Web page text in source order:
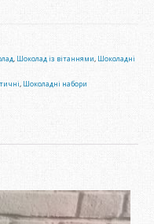
, Шоколад із вітаннями, Шоколадні
, Шоколадні набори